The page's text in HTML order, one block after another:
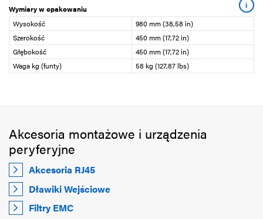
Wymiary w opakowaniu i
Wysokość
980 mm (38,58 in)
Szerokość
450 mm (17,72 in)
Głębokość
450 mm (17,72 in)
Waga kg (funty)
58 kg (127,87 lbs)
Akcesoria montażowe i urządzenia
peryferyjne
Akcesoria RJ45
Dławiki Wejściowe
Filtry EMC